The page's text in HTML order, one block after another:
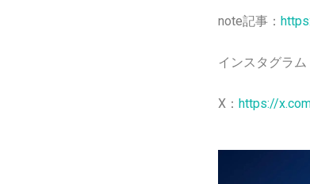
note記事：
インスタグラム
X： https://